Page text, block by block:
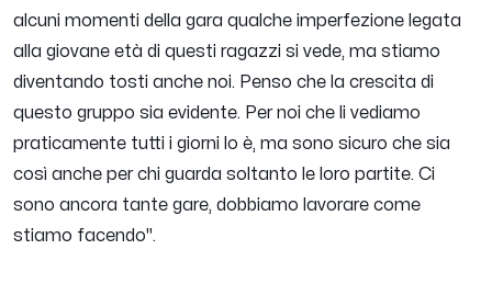
alcuni momenti della gara qualche imperfezione legata
alla giovane età di questi ragazzi si vede, ma stiamo
diventando tosti anche noi. Penso che la crescita di
questo gruppo sia evidente. Per noi che li vediamo
praticamente tutti i giorni lo è, ma sono sicuro che sia
così anche per chi guarda soltanto le loro partite. Ci
sono ancora tante gare, dobbiamo lavorare come
stiamo facendo".